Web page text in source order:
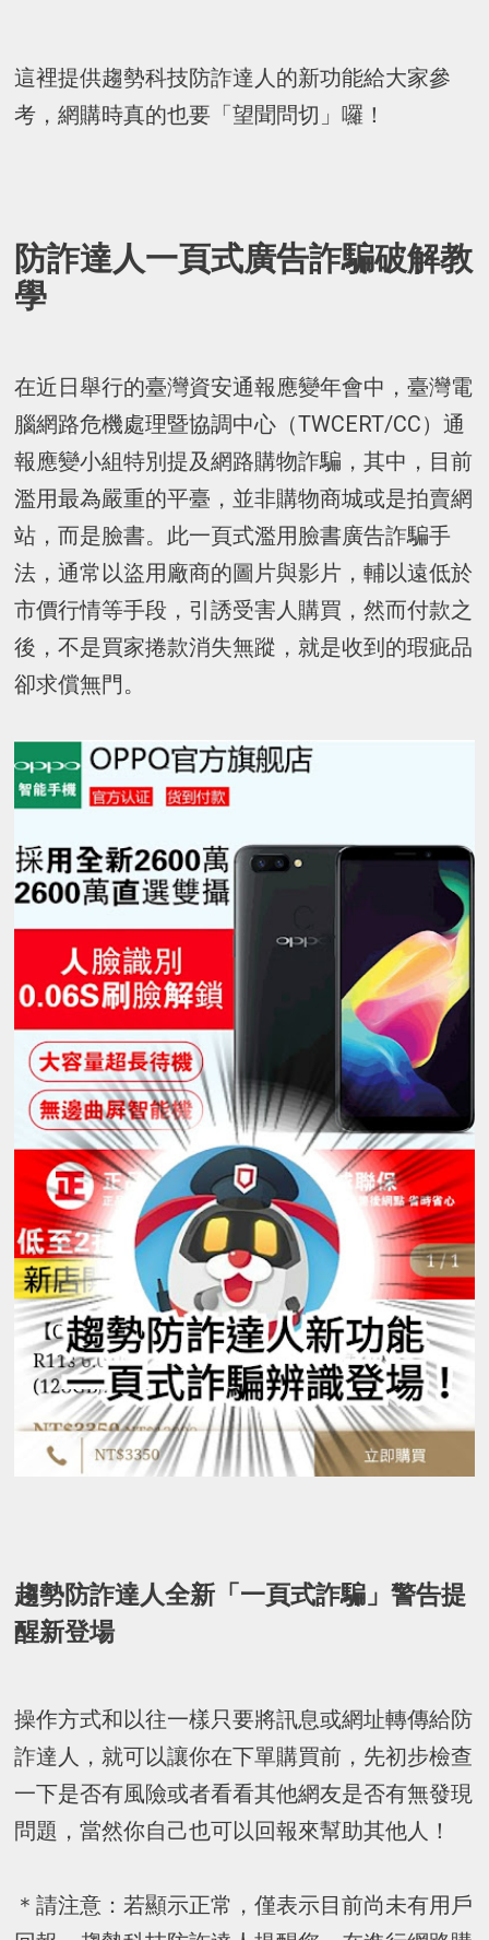
這裡提供趨勢科技防詐達人的新功能給大家參
考，網購時真的也要「望聞問切」囉！
防詐達人一頁式廣告詐騙破解教
學
在近日舉行的臺灣資安通報應變年會中，臺灣電
腦網路危機處理暨協調中心（TWCERT/CC）通
報應變小組特別提及網路購物詐騙，其中，目前
濫用最為嚴重的平臺，並非購物商城或是拍賣網
站，而是臉書。此一頁式濫用臉書廣告詐騙手
法，通常以盜用廠商的圖片與影片，輔以遠低於
市價行情等手段，引誘受害人購買，然而付款之
後，不是買家捲款消失無蹤，就是收到的瑕疵品
卻求償無門。
趨勢防詐達人全新「一頁式詐騙」警告提
醒新登場
操作方式和以往一樣只要將訊息或網址轉傳給防
詐達人，就可以讓你在下單購買前，先初步檢查
一下是否有風險或者看看其他網友是否有無發現
問題，當然你自己也可以回報來幫助其他人！
＊請注意：若顯示正常，僅表示目前尚未有用戶